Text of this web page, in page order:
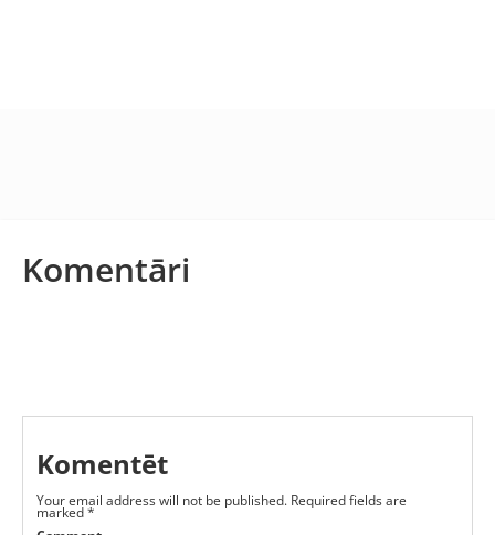
Komentāri
Komentēt
Your email address will not be published. Required fields are
marked*